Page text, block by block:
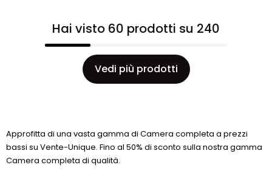
Hai visto 60 prodotti su 240
Vedi più prodotti
Approfitta di una vasta gamma di Camera completa a prezzi
bassi su Vente-Unique. Fino al 50% di sconto sulla nostra gamma
Camera completa di qualità.